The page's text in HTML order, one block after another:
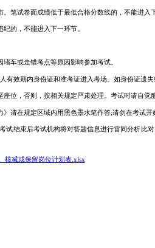
笔试卷面成绩低于最低合格分数线的，不能进入
的，不能进入下一环节。
车或走错考点等原因影响参加考试。
效期内身份证和准考证进入考场。如身份证遗
位，否则，按相关规定严肃处理。考试时请自觉
请在规定区域内用黑色墨水笔作答;请勿在考试
结束后考试机构将对答题信息进行雷同分析比
核减或保留岗位计划表.xlsx